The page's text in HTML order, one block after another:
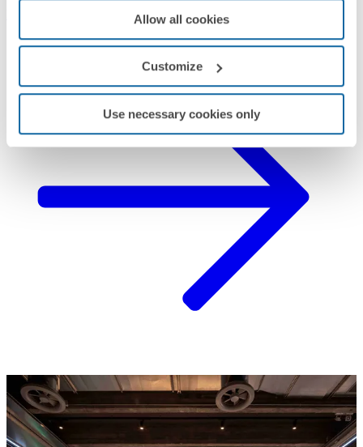
Allow all cookies
Customize
Use necessary cookies only